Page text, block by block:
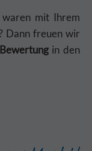
mit Ihrem
Dann freuen wir
in den